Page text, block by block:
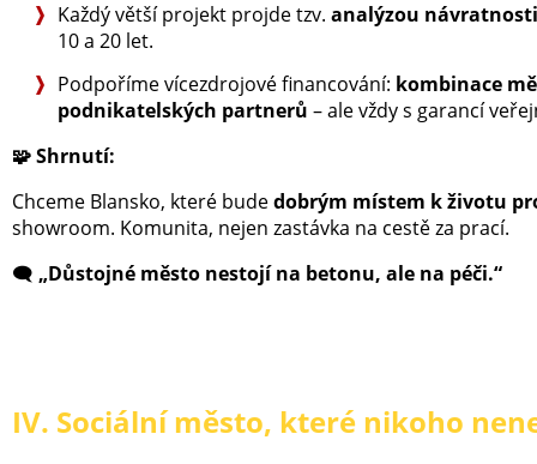
Každý větší projekt projde tzv. analýzou
10 a 20 let.
Podpoříme vícezdrojové financování: kombinace
podnikatelských partnerů – ale vždy s garancí
🧩Shrnutí:
Chceme Blansko, které budedobrým místem k životu
showroom. Komunita, nejen zastávka na cestě za prací.
🗨️ „Důstojné město nestojí na betonu, ale na péči.“
IV. Sociální město, které nikoho